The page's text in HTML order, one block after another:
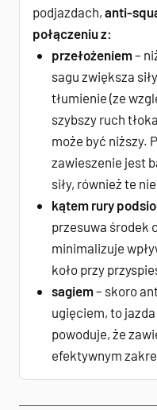
podjazdach, anti-
połączeniu z:
przełożeniem–
sagu zwiększa
tłumienie (ze
szybszy ruch
może być niższy.
zawieszenie jest
siły, również te
kątem rury
przesuwa środek
minimalizuje
koło przy
sagiem– skoro
ugięciem, to
powoduje, że
efektywnym